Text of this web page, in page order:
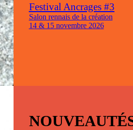
Festival Ancrages #3
Salon rennais de la création
14 & 15 novembre 2026